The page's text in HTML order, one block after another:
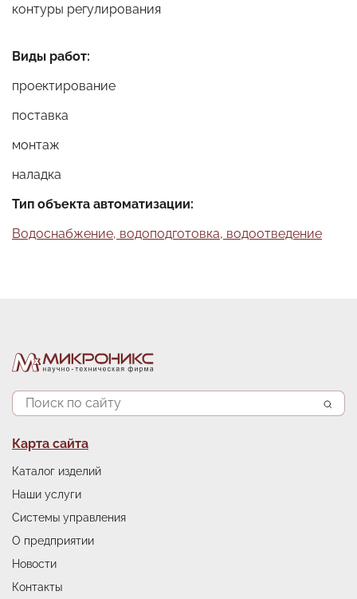
контуры регулирования
Виды работ:
проектирование
поставка
монтаж
наладка
Тип объекта автоматизации:
Водоснабжение, водоподготовка, водоотведение
Поиск
Подвал
Карта сайта
Каталог изделий
Наши услуги
Системы управления
О предприятии
Новости
Контакты